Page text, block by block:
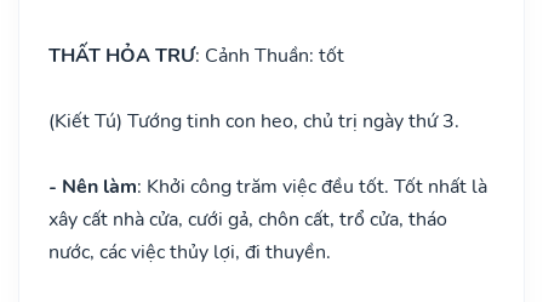
THẤT HỎA TRƯ: Cảnh Thuần: tốt
(Kiết Tú) Tướng tinh con heo, chủ trị ngày thứ 3.
- Nên làm: Khởi công trăm việc đều tốt. Tốt nhất là
xây cất nhà cửa, cưới gả, chôn cất, trổ cửa, tháo
nước, các việc thủy lợi, đi thuyền.